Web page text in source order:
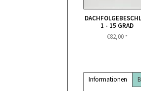
1 - 15 GRAD
€82,00 *
Informationen